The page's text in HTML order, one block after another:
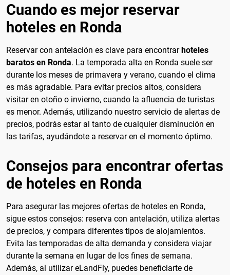
Cuando es mejor reservar
hoteles en Ronda
Reservar con antelación es clave para encontrarhoteles
baratos en Ronda. La temporada alta en Ronda suele ser
durante los meses de primavera y verano, cuando el clima
es más agradable. Para evitar precios altos, considera
visitar en otoño o invierno, cuando la afluencia de turistas
es menor. Además, utilizando nuestro servicio de alertas de
precios, podrás estar al tanto de cualquier disminución en
las tarifas, ayudándote a reservar en el momento óptimo.
Consejos para encontrar ofertas
de hoteles en Ronda
Para asegurar las mejores ofertas de hoteles en Ronda,
sigue estos consejos: reserva con antelación, utiliza alertas
de precios, y compara diferentes tipos de alojamientos.
Evita las temporadas de alta demanda y considera viajar
durante la semana en lugar de los fines de semana.
Además, al utilizar eLandFly, puedes beneficiarte de